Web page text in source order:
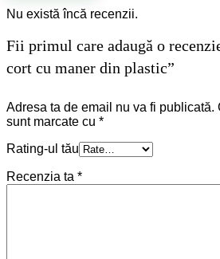
Nu există încă recenzii.
Fii primul care adaugă o
cort cu maner din plastic”
Adresa ta de email nu va fi publicată.
sunt marcate cu *
Rating-ul tău
Recenzia ta *